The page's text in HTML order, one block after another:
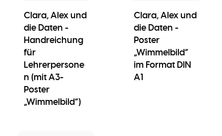
Clara, Alex und
die Daten -
Handreichung
für
Lehrerpersone
n (mit A3-
Poster
„Wimmelbild”)
Clara, Alex und
die Daten -
Poster
„Wimmelbild”
im Format DIN
A1